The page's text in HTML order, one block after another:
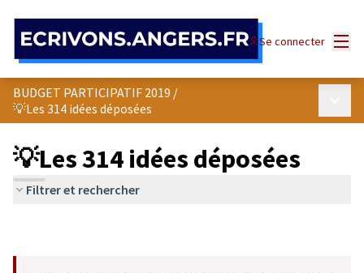
Se connecter
BUDGET PARTICIPATIF 2019 /
💡Les 314 idées déposées
💡Les 314 idées déposées
Filtrer et rechercher